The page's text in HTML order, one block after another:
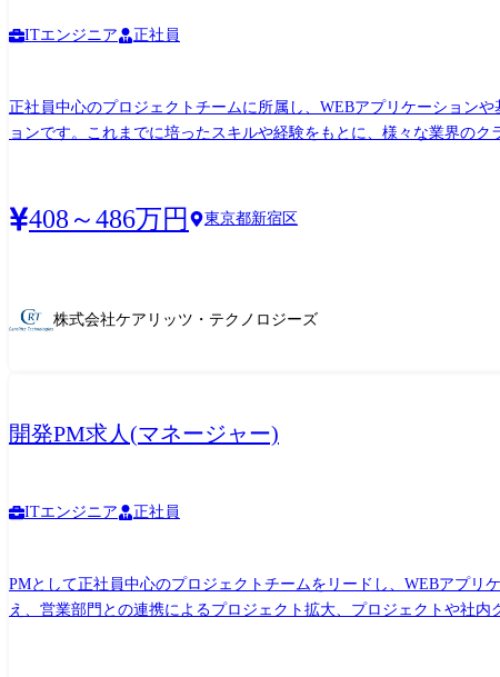
ITエンジニア 正社員
正社員中心のプロジェクトチームに所属し、WEBアプリケーション
ョンです。これまでに培ったスキルや経験をもとに、様々な業界のクライアントに貢献することが可能です。 「従事
408～486万円 東京都新宿区
株式会社ケアリッツ・テクノロジーズ
開発PM求人(マネージャー)
ITエンジニア 正社員
PMとして正社員中心のプロジェクトチームをリードし、WEBアプ
え、営業部門との連携によるプロジェクト拡大、プロジェクトや社内グループにおける人材育成